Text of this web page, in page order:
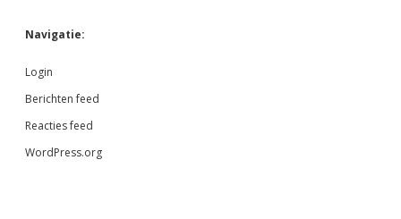
Navigatie:
Login
Berichten feed
Reacties feed
WordPress.org